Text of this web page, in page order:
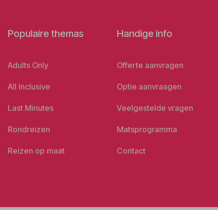
Populaire themas
Adults Only
All Inclusive
Last Minutes
Rondreizen
Reizen op maat
Handige info
Offerte aanvragen
Optie aanvraagen
Veelgestelde vragen
Matsprogramma
Contact